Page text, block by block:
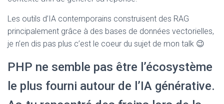
Les outils d’IA contemporains construisent des RAG
principalement grâce à des bases de données vectorielles,
je n’en dis pas plus c’est le coeur du sujet de mon talk 😉
PHP ne semble pas être l’écosystème
le plus fourni autour de l’IA générative.